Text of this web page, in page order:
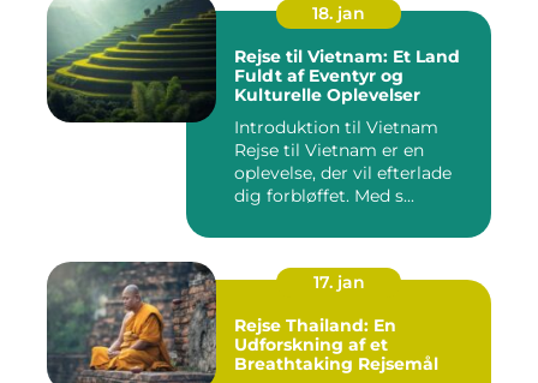
18. jan
Rejse til Vietnam: Et Land
Fuldt af Eventyr og
Kulturelle Oplevelser
Introduktion til Vietnam
Rejse til Vietnam er en
oplevelse, der vil efterlade
dig forbløffet. Med s...
17. jan
Rejse Thailand: En
Udforskning af et
Breathtaking Rejsemål